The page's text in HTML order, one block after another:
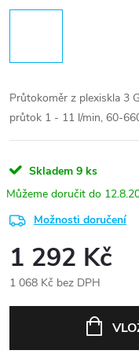
Průtokoměr z plexiskla 3
průtok 1 - 11 l/min, 60-
Skladem 9 ks
Možnosti doručení
1 292 Kč
1 068 Kč bez DPH